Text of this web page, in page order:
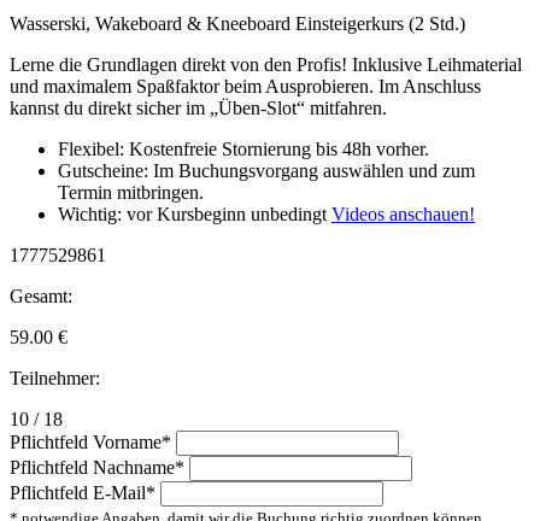
Wasserski, Wakeboard & Kneeboard Einsteigerkurs (2 Std.)
Lerne die Grundlagen direkt von den Profis! Inklusive Leihmaterial
und maximalem Spaßfaktor beim Ausprobieren. Im Anschluss
kannst du direkt sicher im „Üben-Slot“ mitfahren.
Flexibel: Kostenfreie Stornierung bis 48h vorher.
Gutscheine: Im Buchungsvorgang auswählen und zum
Termin mitbringen.
Wichtig: vor Kursbeginn unbedingt Videos anschauen!
1777529861
Gesamt:
59.00 €
Teilnehmer:
10 / 18
Pflichtfeld Vorname*
Pflichtfeld Nachname*
Pflichtfeld E-Mail*